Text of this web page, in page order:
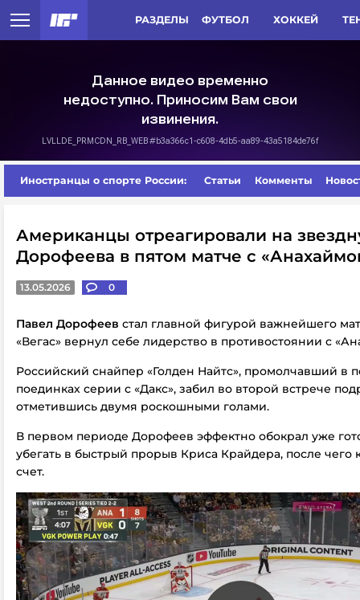
РАЗДЕЛЫ ФУТБОЛ ХОККЕЙ
Иностранцы о спорте России: Статьи Комменты
Американцы отреагировали на
Дорофеева в пятом матче с
13.05.2026 0
Павел Дорофеев стал главной фигурой важнейшего
«Вегас» вернул себе лидерство в противостоянии с
Российский снайпер «Голден Найтс», промолчавший в
поединках серии с «Дакс», забил во второй встрече
отметившись двумя роскошными голами.
В первом периоде Дорофеев эффектно обокрал уже
убегать в быстрый прорыв Криса Крайдера, после чего
счет.